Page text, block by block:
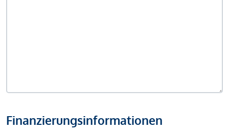
Finanzierungsinformationen